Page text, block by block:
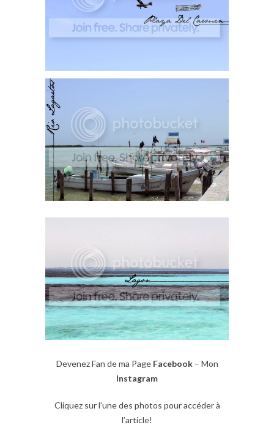
Devenez Fan de ma Page Facebook– Mon
Instagram
Cliquez sur l’une des photos pour accéder à
l’article!